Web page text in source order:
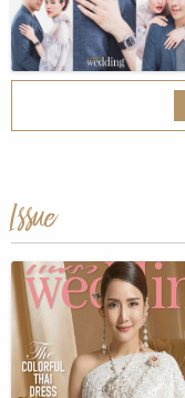
Issue